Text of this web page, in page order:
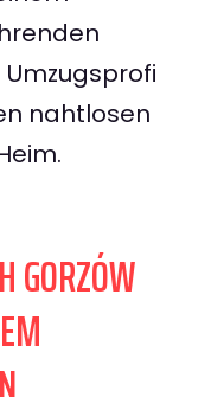
Umzugsprofi
nahtlosen
GORZÓW